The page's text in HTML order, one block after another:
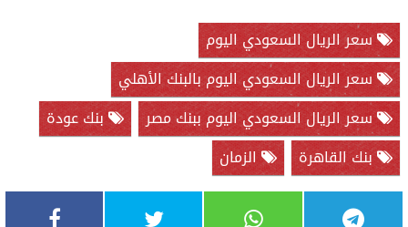
سعر الريال السعودي اليوم
سعر الريال السعودي اليوم بالبنك الأهلي
سعر الريال السعودي اليوم ببنك مصر
بنك عودة
بنك القاهرة
الزمان